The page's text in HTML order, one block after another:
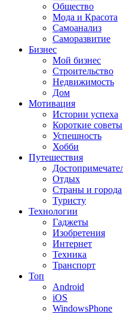
Общество
Мода и Красота
Самоанализ
Саморазвитие
Бизнес
Мой бизнес
Строительство
Недвижимость
Дом
Мотивация
Истории успеха
Короткие советы
Успешность
Хобби
Путешествия
Отдых
Страны и города
Туристу
Технологии
Гаджеты
Изобретения
Интернет
Техника
Транспорт
Топ
Android
iOS
WindowsPhone